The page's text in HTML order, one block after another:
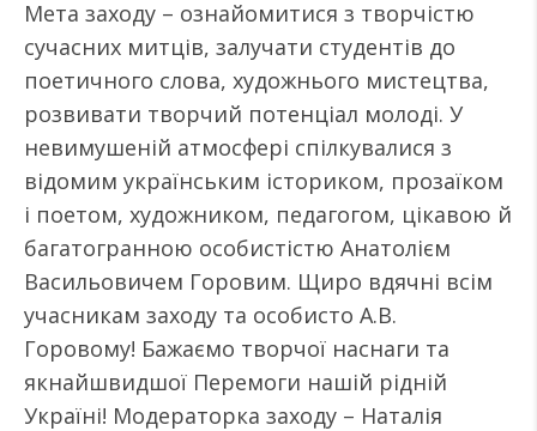
Мета заходу – ознайомитися з творчістю
сучасних митців, залучати студентів до
поетичного слова, художнього мистецтва,
розвивати творчий потенціал молоді. У
невимушеній атмосфері спілкувалися з
відомим українським істориком, прозаїком
і поетом, художником, педагогом, цікавою й
багатогранною особистістю Анатолієм
Васильовичем Горовим. Щиро вдячні всім
учасникам заходу та особисто А.В.
Горовому! Бажаємо творчої наснаги та
якнайшвидшої Перемоги нашій рідній
Україні! Модераторка заходу – Наталія